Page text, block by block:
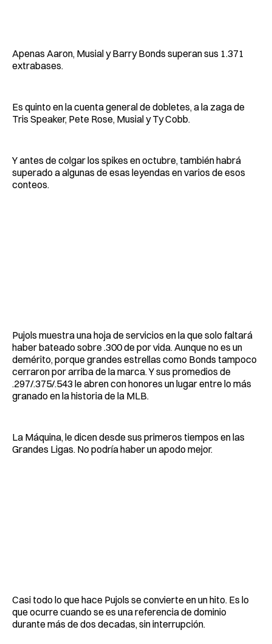
Apenas Aaron, Musial y Barry Bonds superan sus 1.371
extrabases.
Es quinto en la cuenta general de dobletes, a la zaga de
Tris Speaker, Pete Rose, Musial y Ty Cobb.
Y antes de colgar los spikes en octubre, también habrá
superado a algunas de esas leyendas en varios de esos
conteos.
Pujols muestra una hoja de servicios en la que solo faltará
haber bateado sobre .300 de por vida. Aunque no es un
demérito, porque grandes estrellas como Bonds tampoco
cerraron por arriba de la marca. Y sus promedios de
.297/.375/.543 le abren con honores un lugar entre lo más
granado en la historia de la MLB.
La Máquina, le dicen desde sus primeros tiempos en las
Grandes Ligas. No podría haber un apodo mejor.
Casi todo lo que hace Pujols se convierte en un hito. Es lo
que ocurre cuando se es una referencia de dominio
durante más de dos decadas, sin interrupción.